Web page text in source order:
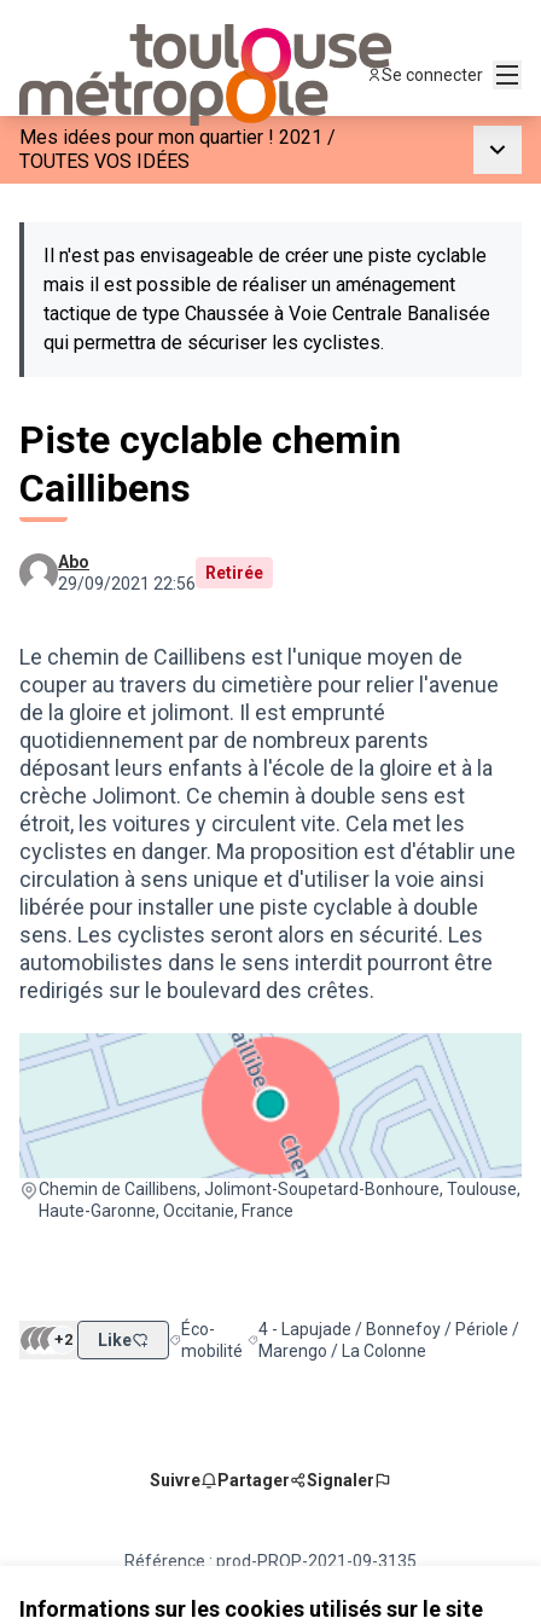
Informations sur les cookies utilisés sur le site
Se connecter
Mes idées pour mon quartier ! 2021 /
TOUTES VOS IDÉES
Il n'est pas envisageable de créer une piste cyclable
mais il est possible de réaliser un aménagement
tactique de type Chaussée à Voie Centrale Banalisée
qui permettra de sécuriser les cyclistes.
Piste cyclable chemin
Caillibens
Abo
29/09/2021 22:56
Retirée
Le chemin de Caillibens est l'unique moyen de
couper au travers du cimetière pour relier l'avenue
de la gloire et jolimont. Il est emprunté
quotidiennement par de nombreux parents
déposant leurs enfants à l'école de la gloire et à la
crèche Jolimont. Ce chemin à double sens est
étroit, les voitures y circulent vite. Cela met les
cyclistes en danger. Ma proposition est d'établir une
circulation à sens unique et d'utiliser la voie ainsi
libérée pour installer une piste cyclable à double
sens. Les cyclistes seront alors en sécurité. Les
automobilistes dans le sens interdit pourront être
redirigés sur le boulevard des crêtes.
Chemin de Caillibens, Jolimont-Soupetard-Bonhoure, Toulouse,
Haute-Garonne, Occitanie, France
(Lien externe)
+2 Like Filtrer les résultats de la catégorie : Éco-mobilité
Éco-
mobilité Filtrer les résultats pour le secteur : 4
4 - Lapujade / Bonnefoy / Périole /
Marengo / La Colonne
Suivre Partager Signaler
Référence : prod-PROP-2021-09-3135
Vérifiez l'empreinte numérique